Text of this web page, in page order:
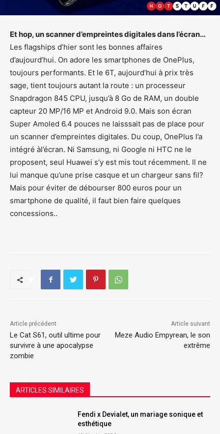
Et hop, un scanner d’empreintes digitales dans l’écran…
Les flagships d’hier sont les bonnes affaires
d’aujourd’hui. On adore les smartphones de OnePlus,
toujours performants. Et le 6T, aujourd’hui à prix très
sage, tient toujours autant la route : un processeur
Snapdragon 845 CPU, jusqu’à 8 Go de RAM, un double
capteur 20 MP/16 MP et Android 9.0. Mais son écran
Super Amoled 6.4 pouces ne laisssait pas de place pour
un scanner d’empreintes digitales. Du coup, OnePlus l’a
intégré àl’écran. Ni Samsung, ni Google ni HTC ne le
proposent, seul Huawei s’y est mis tout récemment. Il ne
lui manque qu’une prise casque et un chargeur sans fil?
Mais pour éviter de débourser 800 euros pour un
smartphone de qualité, il faut bien faire quelques
concessions..
Article précédent
Le Cat S61, outil ultime pour
survivre à une apocalypse
zombie
Article suivant
Meze Audio Empyrean, le son
extrême
ARTICLES SIMILAIRES
Fendi x Devialet, un mariage sonique et
esthétique